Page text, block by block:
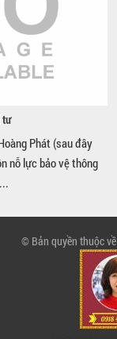
tư
Phát (sau đây
nỗ lực bảo vệ thông
© Bản quyền thuộc về